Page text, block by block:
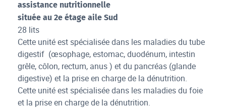
assistance nutritionnelle
située au 2e étage aile Sud
28 lits
Cette unité est spécialisée dans les maladies du tube
digestif (œsophage, estomac, duodénum, intestin
grêle, côlon, rectum, anus ) et du pancréas (glande
digestive) et la prise en charge de la dénutrition.
Cette unité est spécialisée dans les maladies du foie
et la prise en charge de la dénutrition.